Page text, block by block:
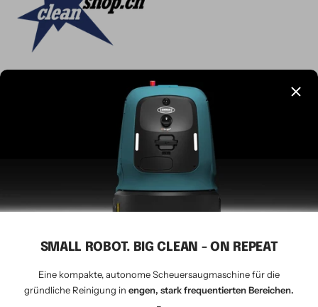
SMALL ROBOT. BIG CLEAN - ON REPEAT
Eine kompakte, autonome Scheuersaugmaschine für die
gründliche Reinigung in engen, stark frequentierten Bereichen.
© 2026 Tavernaro AG - seit 1924